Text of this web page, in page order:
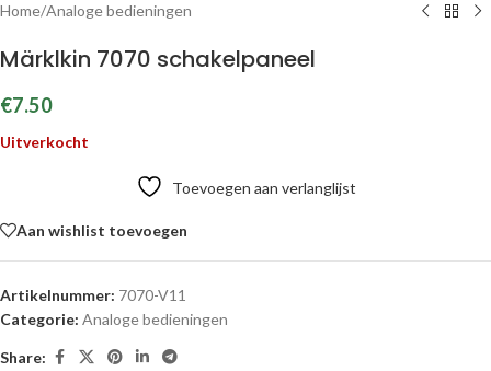
Home/Analoge bedieningen
Märklkin 7070 schakelpaneel
€7.50
Uitverkocht
Toevoegen aan verlanglijst
Aan wishlist toevoegen
Artikelnummer: 7070-V11
Categorie: Analoge bedieningen
Share: